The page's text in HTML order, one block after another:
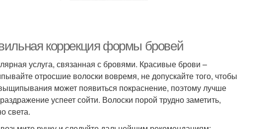
коррекция формы бровей
услуга, связанная с бровями. Красивые брови –
отросшие волоски вовремя, не допускайте того, чтобы
может появиться покраснение, поэтому лучше
успеет сойти. Волоски порой трудно заметить,
света.